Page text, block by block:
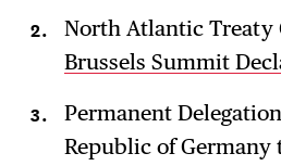
North Atlantic Treaty
Brussels Summit
Permanent
Republic of Germany